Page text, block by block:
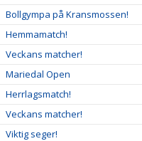
Bollgympa på Kransmossen!
Hemmamatch!
Veckans matcher!
Mariedal Open
Herrlagsmatch!
Veckans matcher!
Viktig seger!